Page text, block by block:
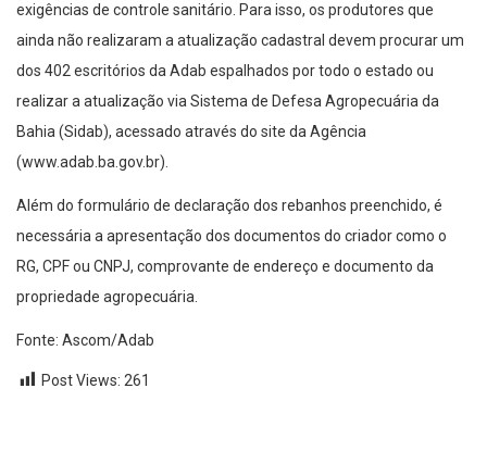
exigências de controle sanitário. Para isso, os produtores que
ainda não realizaram a atualização cadastral devem procurar um
dos 402 escritórios da Adab espalhados por todo o estado ou
realizar a atualização via Sistema de Defesa Agropecuária da
Bahia (Sidab), acessado através do site da Agência
(www.adab.ba.gov.br).
Além do formulário de declaração dos rebanhos preenchido, é
necessária a apresentação dos documentos do criador como o
RG, CPF ou CNPJ, comprovante de endereço e documento da
propriedade agropecuária.
Fonte: Ascom/Adab
Post Views: 261